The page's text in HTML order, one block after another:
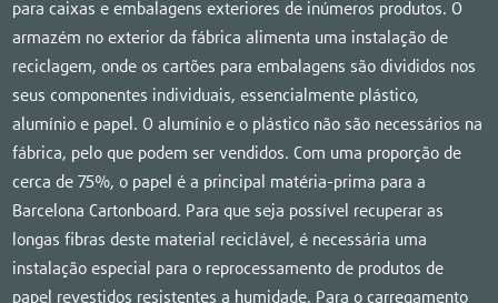
para caixas e embalagens exteriores de inúmeros produtos. O
armazém no exterior da fábrica alimenta uma instalação de
reciclagem, onde os cartões para embalagens são divididos nos
seus componentes individuais, essencialmente plástico,
alumínio e papel. O alumínio e o plástico não são necessários na
fábrica, pelo que podem ser vendidos. Com uma proporção de
cerca de 75%, o papel é a principal matéria-prima para a
Barcelona Cartonboard. Para que seja possível recuperar as
longas fibras deste material reciclável, é necessária uma
instalação especial para o reprocessamento de produtos de
papel revestidos resistentes a humidade. Para o carregamento